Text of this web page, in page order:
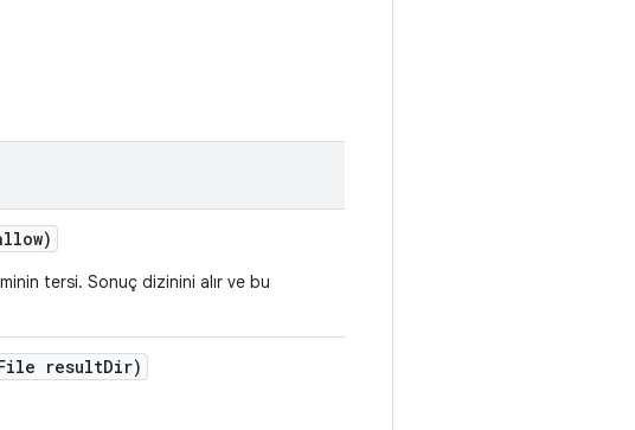
tersi. Sonuç dizinini alır ve bu
resultDir)